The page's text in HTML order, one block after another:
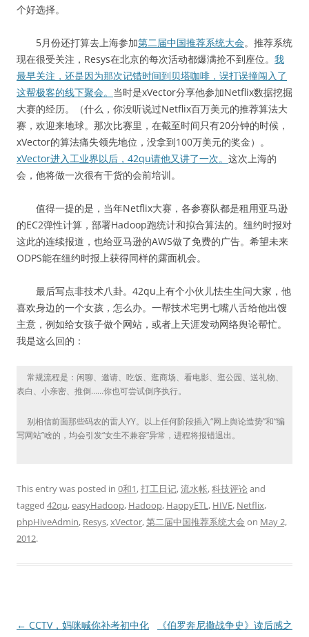
个好选择。
5月份还打算去上海参加第二届中国推荐系统大会。推荐系统
现在很受关注，Resys在北京的每次活动都爆满抢不到座位。 我
最早关注，还是因为那次记错时间到贝塔咖啡，误打误撞闯入了
这帮极客的线下聚会。 当时是xVector分享他参加Netflix数据挖掘
大赛的经历。（什么，你没听说过Netflix百万美元的推荐算法大
赛，欢迎来地球。那次比赛里，在截至时间只有20分钟的时候，
xVector的算法痛失领先地位，没拿到100万美元的奖金）。
xVector进入工业界以后，42qu请他又讲了一次。 这次上海的
会，他将做一次很有干货的会前培训。
值得一提的是，当年Netflix大赛，各参赛队都是租用亚马逊
的EC2弹性计算，部署Hadoop跑统计和拟合算法的。纽约时报对
这此的连续报道，也给亚马逊的AWS做了免费的广告。希望未来
ODPS能在纽约时报上获得同样的露面机会。
最后写点非技术八卦。42qu上有个小伙儿怯生生问大家，他
喜欢身边的一个女孩，怎么办。一帮技术宅男七嘴八舌给他出馊
主意，例如给女孩子做个网站，或者上天涯发动网络舆论帮忙。
我是这么回的：
常规流程是：闲聊、邀请、吃饭、逛商场、看电影、逛公园、送礼物、
表白、小亲密、推倒……你也可尝试倒序执行。
别相信前面那些码农的雷人YY。以上任何阶段插入“网上舆论造势”和“编
写网站”啥的，均会引发“女生不兼容”异常，进程将报错退出。
This entry was posted in 0和1,打工日记,流水帐,科技评论and
tagged 42qu,easyHadoop, Hadoop, HappyETL, HIVE, Netflix,
phpHiveAdmin, Resys,xVector,第二届中国推荐系统大会 on May 2,
2012.
Post
← CCTV，妈咪喊你补考初中化
《伯罗奔尼撒战争史》读后感之